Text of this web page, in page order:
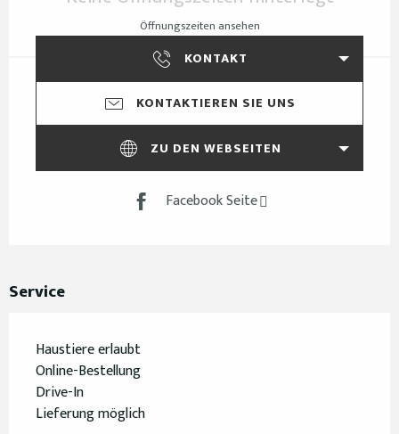
Öffnungszeiten ansehen
KONTAKT
KONTAKTIEREN SIE UNS
ZU DEN WEBSEITEN
Facebook Seite
Service
Haustiere erlaubt
Online-Bestellung
Drive-In
Lieferung möglich